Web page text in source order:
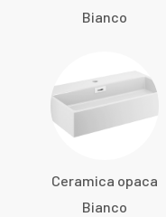
Bianco
Ceramica opaca
Bianco